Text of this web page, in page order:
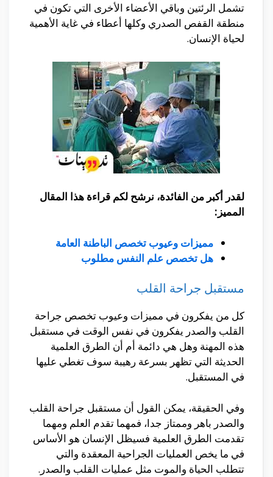
تشمل الرئتين وباقي الأعضاء الأخرى التي تكون في
منطقة القفص الصدري وكلها أعطاء في غاية الأهمية
لحياة الإنسان.
لقدر أكبر من الفائدة، نرشح لكم قراءة هذا المقال
المميز:
مميزات وعيوب تخصص الباطنة العامة
هل تخصص علم النفس مطلوب
مستقبل جراحة القلب
كل من يفكرون في مميزات وعيوب تخصص جراحة
القلب والصدر يفكرون في نفس الوقت في مستقبل
هذه المهنة وهل هي دائمة أم أن الطرق العلمية
الحديثة التي تظهر بسرعة رهيبة سوف تغطي عليها
في المستقبل.
وفي الحقيقة، يمكن القول أن مستقبل جراحة القلب
والصدر باهر وممتاز جدا، فمهما تقدم العلم ومهما
تقدمت الطرق العلمية فسيظل الإنسان هو الأساس
في ما يخص العمليات الجراحية المعقدة والتي
تتطلب الحياة والموت مثل عمليات القلب والصدر.